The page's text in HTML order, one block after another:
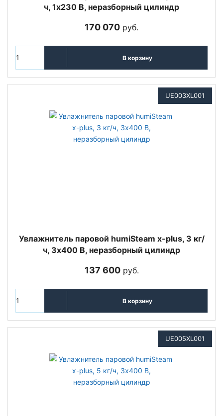
ч, 1х230 В, неразборный цилиндр
170 070 руб.
В корзину
UE003XL001
Увлажнитель паровой humiSteam x-plus, 3 кг/
ч, 3х400 В, неразборный цилиндр
137 600руб.
В корзину
UE005XL001